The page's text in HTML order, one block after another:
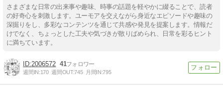
さまざまな日常の出来事や趣味、時事の話題を軽やかに綴ることで、読者
の好奇心を刺激します。ユーモアを交えながら身近なエピソードや趣味の
深掘りをし、多彩なコンテンツを通じて共感や発見を提案します。情報だ
けでなく、ちょっとした工夫や気づきが散りばめられ、日常を彩るヒント
に満ちています。
2006572 41
週間IN:170 週間OUT:745 月間IN:795